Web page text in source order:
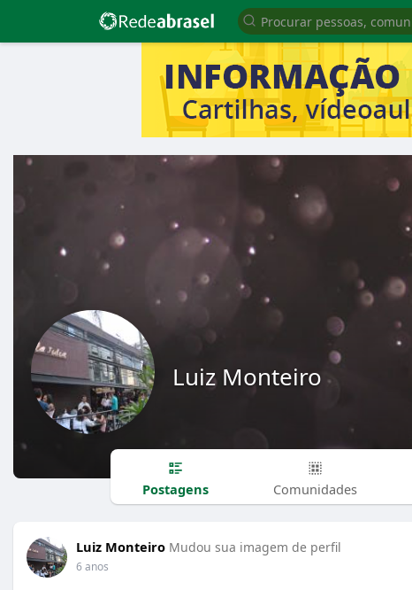
Luiz Monteiro
Postagens Comunidades
Luiz Monteiro Mudou sua imagem de perfil
6 anos